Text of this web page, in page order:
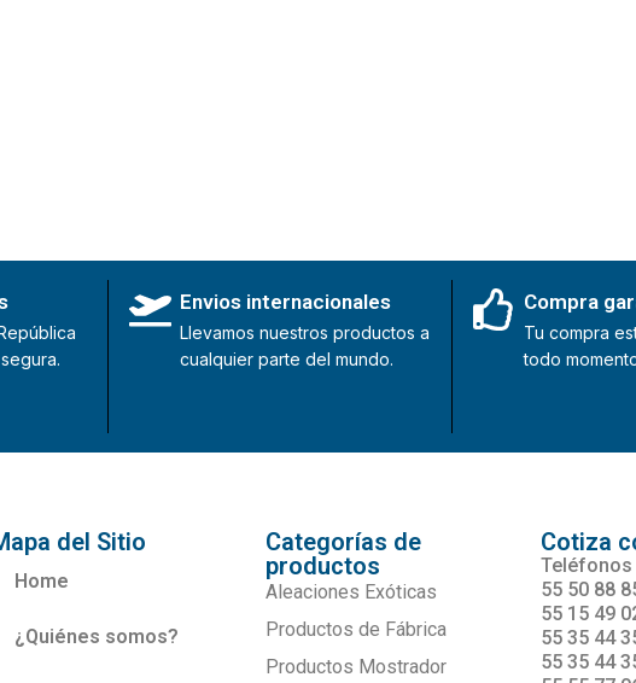
Envios internacionales
Llevamos nuestros productos a
cualquier parte del mundo.
Compra
Tu compra
todo
del Sitio
Home
¿Quiénes somos?
Categorías de
productos
Aleaciones Exóticas
Productos de Fábrica
Productos Mostrador
Cotiza
55 50 88
55 15 49
55 35 44
55 35 44